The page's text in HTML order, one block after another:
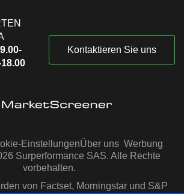
Kontaktieren Sie uns
EinstellungenÜber uns Werbung
Surperformance SAS. Alle Rechte
vorbehalten.
von Factset, Morningstar und S&P